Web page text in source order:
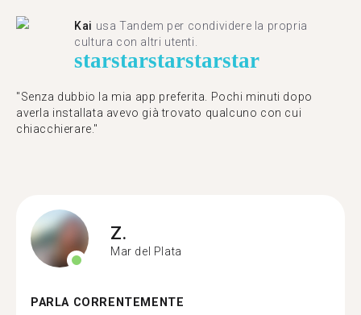
Kai usa Tandem per condividere la propria
cultura con altri utenti.
starstarstarstarstar
"Senza dubbio la mia app preferita. Pochi minuti dopo
averla installata avevo già trovato qualcuno con cui
chiacchierare."
Z.
Mar del Plata
PARLA CORRENTEMENTE